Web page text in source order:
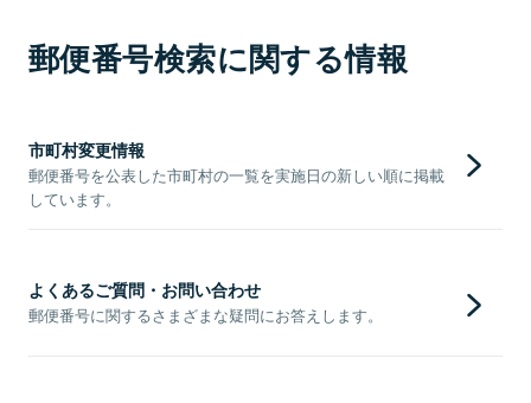
郵便番号検索に関する情報
市町村変更情報
郵便番号を公表した市町村の一覧を実施日の新しい順に掲載
しています。
よくあるご質問・お問い合わせ
郵便番号に関するさまざまな疑問にお答えします。